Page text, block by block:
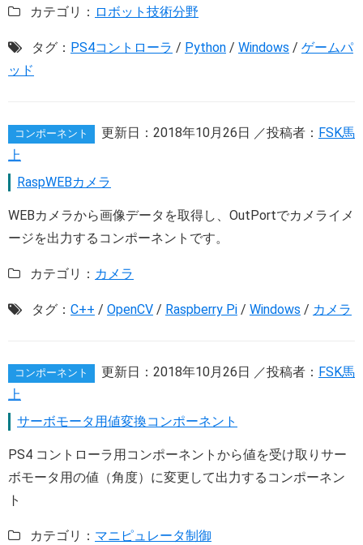
カテゴリ： ロボット技術分野
タグ： PS4コントローラ / Python / Windows / ゲームパ
ッド
コンポーネント 更新日： 2018年10月26日 ／投稿者： FSK馬
上
RaspWEBカメラ
WEBカメラから画像データを取得し、OutPortでカメライメ
ージを出力するコンポーネントです。
カテゴリ： カメラ
タグ： C++ / OpenCV / Raspberry Pi / Windows / カメラ
コンポーネント 更新日： 2018年10月26日 ／投稿者： FSK馬
上
サーボモータ用値変換コンポーネント
PS4 コントローラ用コンポーネントから値を受け取りサー
ボモータ用の値（角度）に変更して出力するコンポーネン
ト
カテゴリ： マニピュレータ制御